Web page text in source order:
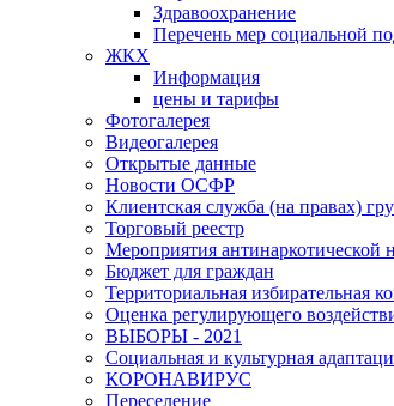
Здравоохранение
Перечень мер социальной
ЖКХ
Информация
цены и тарифы
Фотогалерея
Видеогалерея
Открытые данные
Новости ОСФР
Клиентская служба (на правах)
Торговый реестр
Мероприятия антинаркотической
Бюджет для граждан
Территориальная
Оценка регулирующего
ВЫБОРЫ - 2021
Социальная и культурная
КОРОНАВИРУС
Переселение